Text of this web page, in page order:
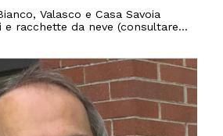
Valasco e Casa Savoia
e racchette da neve (consultare...